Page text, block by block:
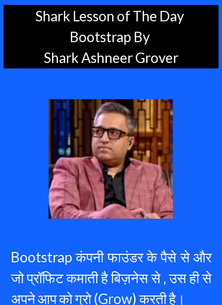
Bootstrap कंपनी फाउंडर के पैसे से और
जो प्रॉफिट कमाती है बिज़नेस से , उस ही से
अपने आप को ग्रो (Grow) करती है।
Shark Lesson of The Day
Bootstrap By
Shark Ashneer Grover